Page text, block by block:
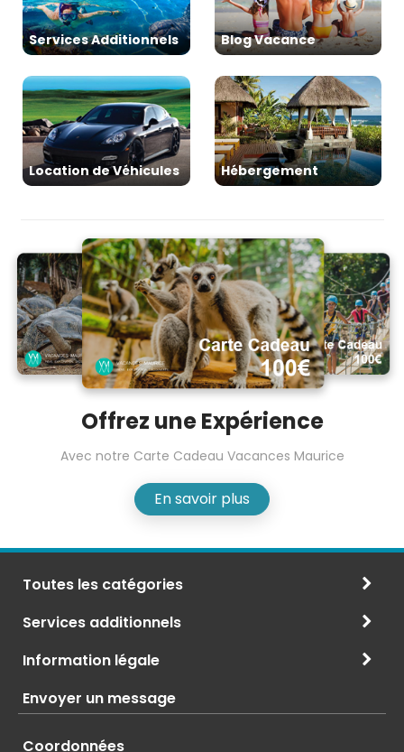
Services Additionnels Blog Vacance
Location de Véhicules Hébergement
Offrez une Expérience
Avec notre Carte Cadeau Vacances Maurice
En savoir plus
Toutes les catégories
Services additionnels
Information légale
Envoyer un message
Coordonnées